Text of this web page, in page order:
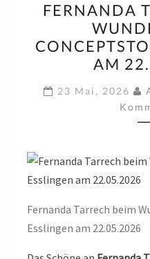
FERNANDA
AM
23 Mai, 2026
Fernanda Tarrech beim
Esslingen am 22.05.2026